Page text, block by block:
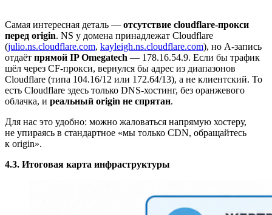
Самая интересная деталь — отсутствие cloudflare‑прокси
перед origin. NS у домена принадлежат Cloudflare
(julio.ns.cloudflare.com, kayleigh.ns.cloudflare.com), но A‑запись
отдаёт прямой IP Omegatech — 178.16.54.9. Если бы трафик
шёл через CF‑прокси, вернулся бы адрес из диапазонов
Cloudflare (типа 104.16/12 или 172.64/13), а не клиентский. То
есть Cloudflare здесь только DNS‑хостинг, без оранжевого
облачка, и реальный origin не спрятан.
Для нас это удобно: можно жаловаться напрямую хостеру,
не упираясь в стандартное «мы только CDN, обращайтесь
к origin».
4.3. Итоговая карта инфраструктуры